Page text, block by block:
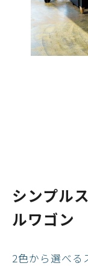
シンプル
ルワゴン
2色から選べる